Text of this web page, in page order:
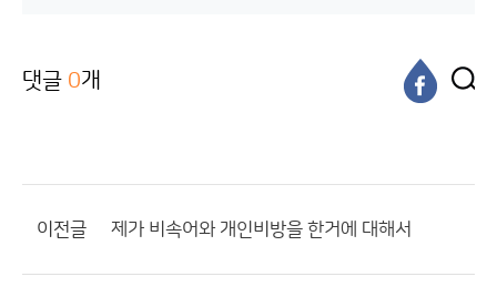
댓글 0개
이전글 제가 비속어와 개인비방을 한거에 대해서